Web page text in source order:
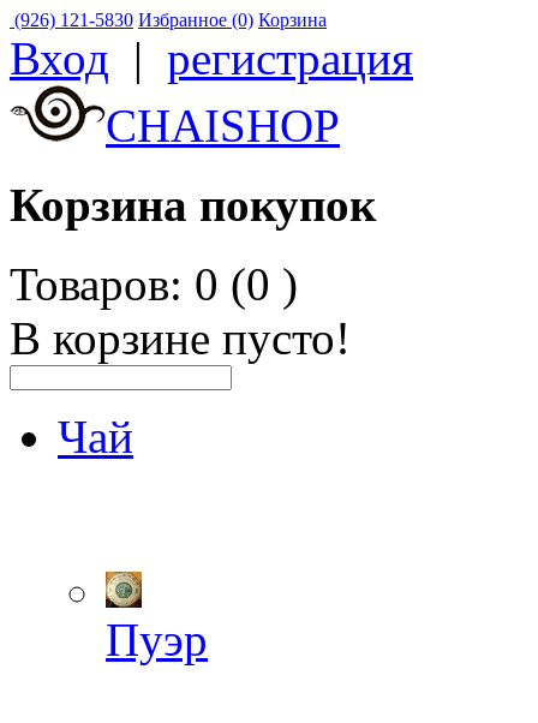
(926) 121-5830 Избранное (0) Корзина
Вход | регистрация
CHAISHOP
Корзина покупок
Товаров: 0 (0 )
В корзине пусто!
Чай
Пуэр